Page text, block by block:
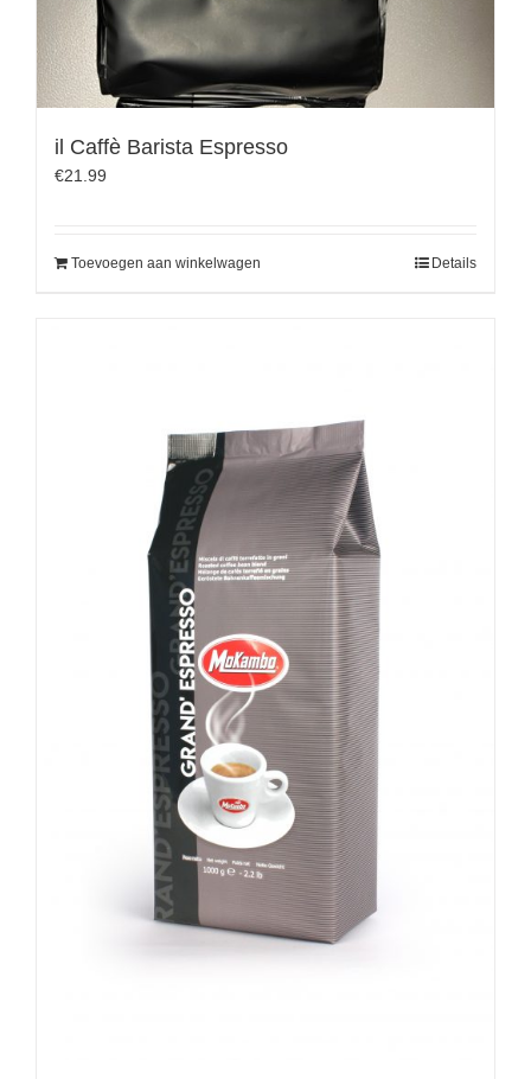
il Caffè Barista Espresso
€21.99
Toevoegen aan winkelwagen Details